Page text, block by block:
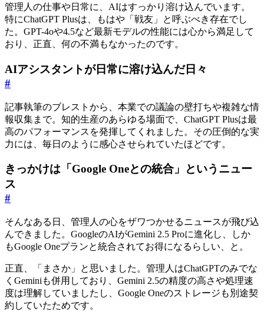
管理人の仕事や日常に、AIはすっかり溶け込んでいます。
特にChatGPT Plusは、もはや「戦友」と呼ぶべき存在でし
た。GPT-4oや4.5など最新モデルの性能には心から満足して
おり、正直、何の不満もなかったのです。
AIアシスタントが日常に溶け込んだ日々
#
記事執筆のブレストから、本業での議論の壁打ちや複雑な情
報収集まで。知的生産のあらゆる場面で、ChatGPT Plusは最
高のパフォーマンスを発揮してくれました。その圧倒的な実
力には、毎日のように感心させられていたほどです。
きっかけは「Google Oneとの統合」というニュー
ス
#
そんなある日、管理人の心をザワつかせるニュースが飛び込
んできました。GoogleのAIがGemini 2.5 Proに進化し、しか
もGoogle Oneプランと統合されてお得になるらしい、と。
正直、「まさか」と思いました。管理人はChatGPTのみでな
くGeminiも併用しており、Gemini 2.5の精度の高さや処理速
度は理解していましたし、Google Oneのストレージも別途契
約していたためです。